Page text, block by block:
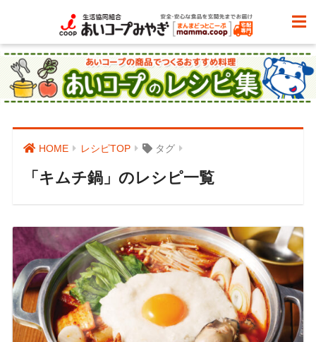
HOME レシピTOP タグ
「キムチ鍋」のレシピ一覧